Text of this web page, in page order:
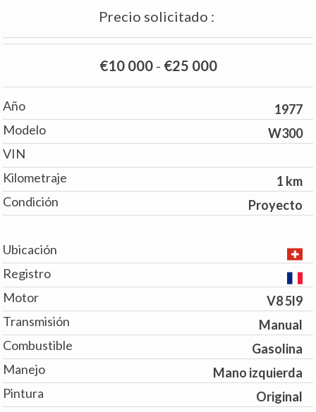
Precio solicitado :
€10 000- €25 000
Año
1977
Modelo
W300
VIN
Kilometraje
1 km
Condición
Proyecto
Ubicación
Registro
Motor
V8 5l9
Transmisión
Manual
Combustible
Gasolina
Manejo
Mano izquierda
Pintura
Original